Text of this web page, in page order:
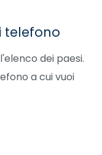
telefono
dei paesi.
a cui vuoi